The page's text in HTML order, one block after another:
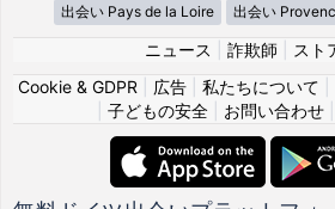
出会い Pays de la Loire 出会い
ニュース 詐欺師 スト
Cookie & GDPR
広告 私たちについて
子どもの安全| お問い合わせ|